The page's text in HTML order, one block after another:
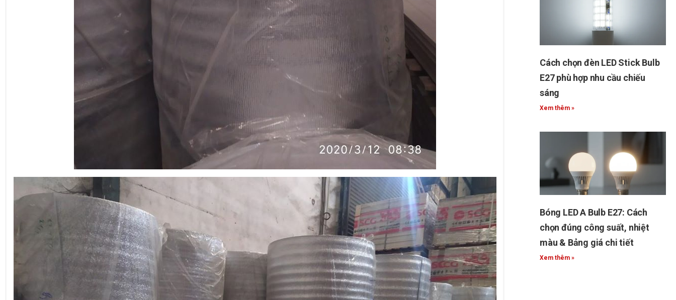
Cách chọn đèn LED Stick Bulb
E27 phù hợp nhu cầu chiếu
sáng
Xem thêm »
Bóng LED A Bulb E27: Cách
chọn đúng công suất, nhiệt
màu & Bảng giá chi tiết
Xem thêm »